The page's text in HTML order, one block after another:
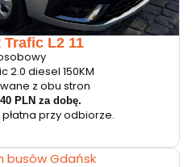
Trafic L2 11
2.0 diesel 150KM
z obu stron
PLN za dobę.
płatna przy odbiorze.